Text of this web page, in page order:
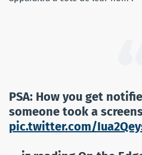
PSA: How you get
someone took a
pic.twitter.com/